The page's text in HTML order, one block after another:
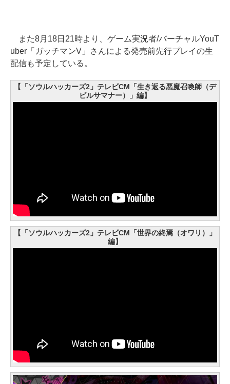
また8月18日21時より、ゲーム実況者/バーチャルYouT
uber「ガッチマンV」さんによる発売前先行プレイの生
配信も予定している。
【「ソウルハッカーズ2」テレビCM「生き返る悪魔召喚師（デ
ビルサマナー）」編】
【「ソウルハッカーズ2」テレビCM「世界の終焉（オワリ）」
編】